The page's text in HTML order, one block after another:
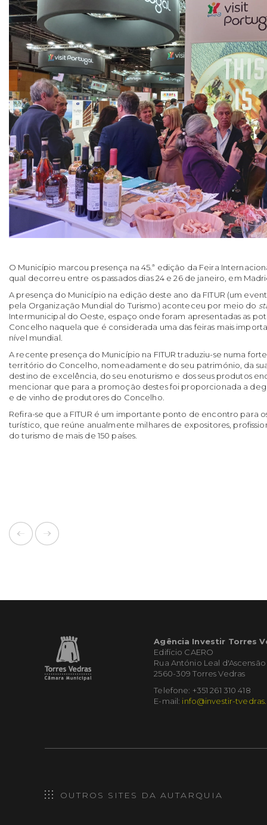
O Município marcou presença na 45.ª edição da Feira
qual decorreu entre os passados dias 24 e 26 de janeiro, em
A presença do Município na edição deste ano da FITUR (um
pela Organização Mundial do Turismo) aconteceu por meio do
Intermunicipal do Oeste, espaço onde foram apresentadas as
Concelho naquela que é considerada uma das feiras mais
nível mundial.
A recente presença do Município na FITUR traduziu-se numa
território do Concelho, nomeadamente do seu património, da
destino de excelência, do seu enoturismo e dos seus produtos
mencionar que para a promoção destes foi proporcionada a
e de vinho de produtores do Concelho.
Refira-se que a FITUR é um importante ponto de encontro para
turístico, que reúne anualmente milhares de expositores,
do turismo de mais de 150 países.
Agência Investir Torres
Edifício CAERO
Rua António Leal d'Ascensão
2560-309 Torres Vedras
Telefone: +351 261 310 418
E-mail: info@investir-
OUTROS SITES DA AUTARQUIA